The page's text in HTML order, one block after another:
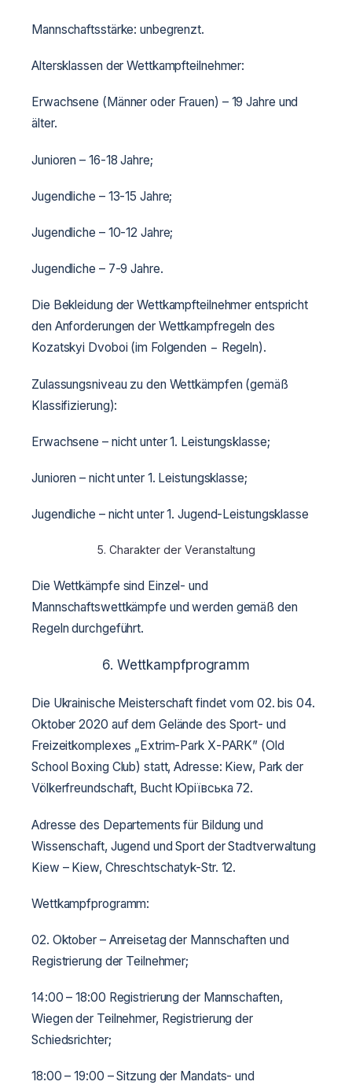
Mannschaftsstärke: unbegrenzt.
Altersklassen der Wettkampfteilnehmer:
Erwachsene (Männer oder Frauen) – 19 Jahre und
älter.
Junioren – 16-18 Jahre;
Jugendliche – 13-15 Jahre;
Jugendliche – 10-12 Jahre;
Jugendliche – 7-9 Jahre.
Die Bekleidung der Wettkampfteilnehmer entspricht
den Anforderungen der Wettkampfregeln des
Kozatskyi Dvoboi (im Folgenden − Regeln).
Zulassungsniveau zu den Wettkämpfen (gemäß
Klassifizierung):
Erwachsene – nicht unter 1. Leistungsklasse;
Junioren – nicht unter 1. Leistungsklasse;
Jugendliche – nicht unter 1. Jugend-Leistungsklasse
5. Charakter der Veranstaltung
Die Wettkämpfe sind Einzel- und
Mannschaftswettkämpfe und werden gemäß den
Regeln durchgeführt.
6. Wettkampfprogramm
Die Ukrainische Meisterschaft findet vom 02. bis 04.
Oktober 2020 auf dem Gelände des Sport- und
Freizeitkomplexes „Extrim-Park Х-PARK” (Old
School Boxing Club) statt, Adresse: Kiew, Park der
Völkerfreundschaft, Bucht Юріївська 72.
Adresse des Departements für Bildung und
Wissenschaft, Jugend und Sport der Stadtverwaltung
Kiew – Kiew, Chreschtschatyk-Str. 12.
Wettkampfprogramm:
02. Oktober – Anreisetag der Mannschaften und
Registrierung der Teilnehmer;
14:00 – 18:00 Registrierung der Mannschaften,
Wiegen der Teilnehmer, Registrierung der
Schiedsrichter;
18:00 – 19:00 – Sitzung der Mandats- und